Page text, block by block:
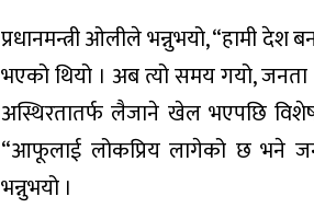
प्रधानमन्त्री ओलीले भन्नुभयो, “हामी
भएको थियो । अब त्यो समय गयो,
अस्थिरतातर्फ लैजाने खेल भएपछि
“आफूलाई लोकप्रिय लागेको छ भने
भन्नुभयो ।